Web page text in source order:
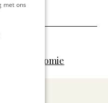
& Economie
met ons